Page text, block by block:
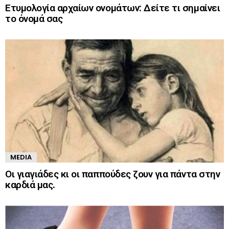
Ετυμολογία αρχαίων ονομάτων: Δείτε τι σημαίνει
το όνομά σας
MEDIA
Οι γιαγιάδες κι οι παππούδες ζουν για πάντα στην
καρδιά μας.